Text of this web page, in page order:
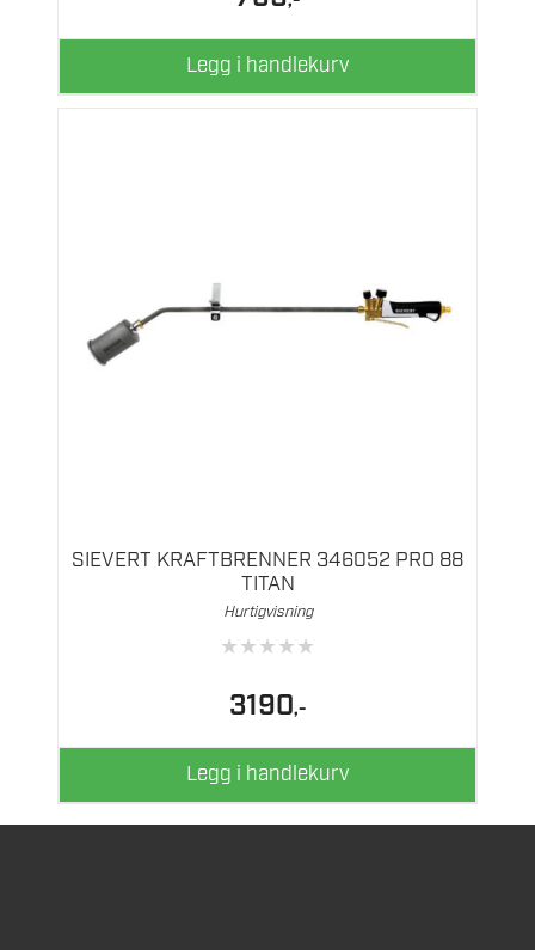
Legg i handlekurv
SIEVERT KRAFTBRENNER 346052 PRO 88
TITAN
Hurtigvisning
★★★★★
3190,-
Legg i handlekurv